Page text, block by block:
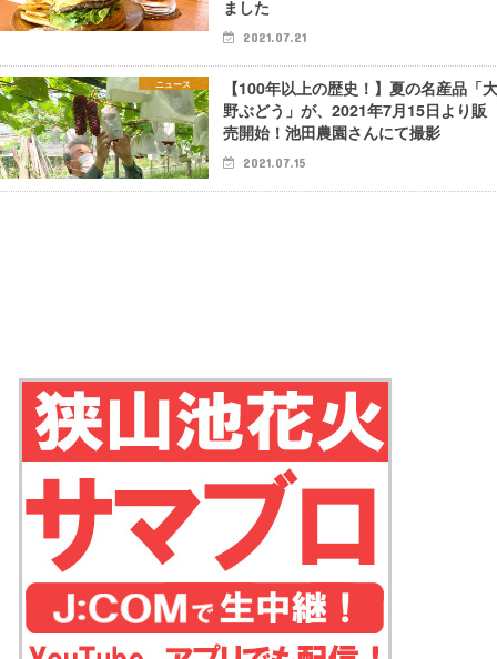
ました
2021.07.21
ニュース
【100年以上の歴史！】夏の名産品「
野ぶどう」が、2021年7月15日より販
売開始！池田農園さんにて撮影
2021.07.15